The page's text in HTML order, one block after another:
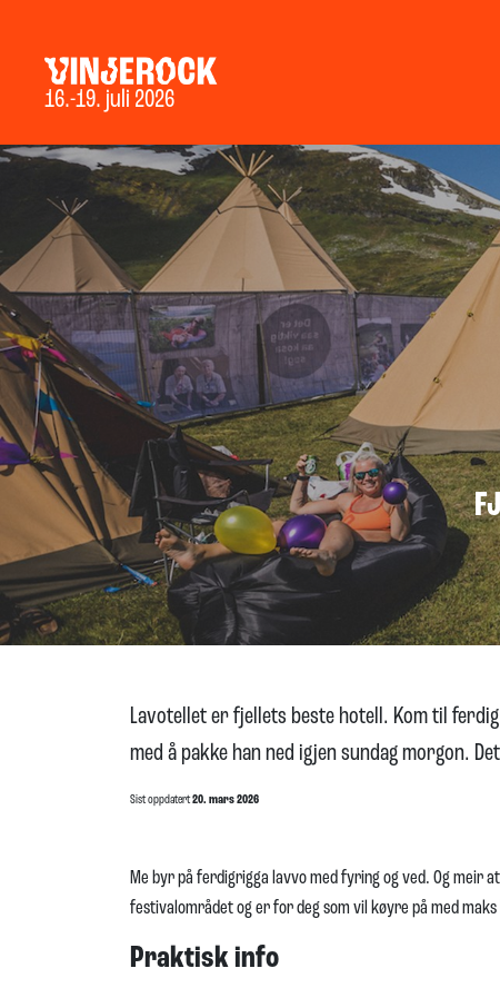
16.-19. juli 2026
Lavotellet er fjellets beste hotell. Kom til
med å pakke han ned igjen sundag morgon.
Sist oppdatert20. mars 2026
Me byr på ferdigrigga lavvo med fyring og ved. Og meir
festivalområdet og er for deg som vil køyre på med
Praktisk info